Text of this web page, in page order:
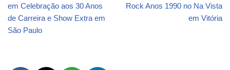
em Celebração aos 30 Anos
de Carreira e Show Extra em
São Paulo
Rock Anos 1990 no Na Vista
em Vitória